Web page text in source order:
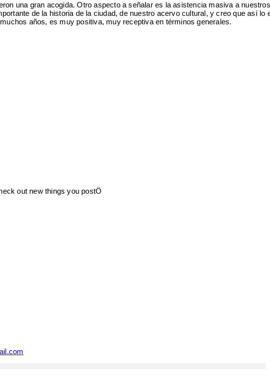
una gran acogida. Otro aspecto a señalar es la asistencia masiva a
de la historia de la ciudad, de nuestro acervo cultural, y creo que así lo
años, es muy positiva, muy receptiva en términos generales.
out new things you postÖ